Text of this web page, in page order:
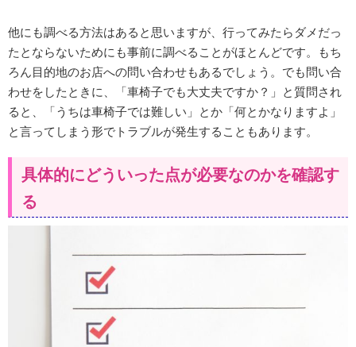
他にも調べる方法はあると思いますが、行ってみたらダメだっ
たとならないためにも事前に調べることがほとんどです。もち
ろん目的地のお店への問い合わせもあるでしょう。でも問い合
わせをしたときに、「車椅子でも大丈夫ですか？」と質問され
ると、「うちは車椅子では難しい」とか「何とかなりますよ」
と言ってしまう形でトラブルが発生することもあります。
具体的にどういった点が必要なのかを確認す
る